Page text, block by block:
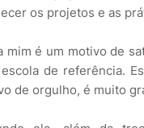
os projetos e as
mim é um motivo de
escola de referência.
de orgulho, é muito